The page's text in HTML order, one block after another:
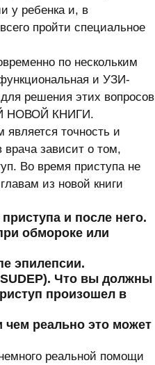
у ребенка и, в
пройти специальное
по нескольким
и УЗИ-
pешения этих вопpосов
НОВОЙ КНИГИ.
точность и
зависит о том,
Во время приступа не
из новой книги
и после него.
обмороке или
Что вы должны
произошел в
реально это может
реальной помощи